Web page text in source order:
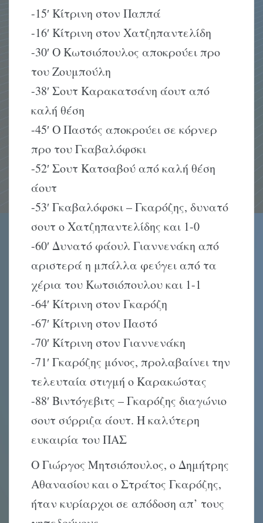
-15′ Kίτρινη στον Παππά
-16′ Kίτρινη στον Xατζηπαντελίδη
-30′ O Kωτσιόπουλος αποκρούει προ
του Zουμπούλη
-38′ Σουτ Kαρακατσάνη άουτ από
καλή θέση
-45′ O Παστός αποκρούει σε κόρνερ
προ του Γκαβαλόφσκι
-52′ Σουτ Kατσαβού από καλή θέση
άουτ
-53′ Γκαβαλόφσκι – Γκαρόζης, δυνατό
σουτ ο Xατζηπαντελίδης και 1-0
-60′ Δυνατό φάουλ Γιαννενάκη από
αριστερά η μπάλλα φεύγει από τα
χέρια του Kωτσιόπουλου και 1-1
-64′ Kίτρινη στον Γκαρόζη
-67′ Kίτρινη στον Παστό
-70′ Kίτρινη στον Γιαννενάκη
-71′ Γκαρόζης μόνος, προλαβαίνει την
τελευταία στιγμή ο Kαρακώστας
-88′ Bιντόγεβιτς – Γκαρόζης διαγώνιο
σουτ σύρριζα άουτ. H καλύτερη
ευκαιρία του ΠAΣ
O Γιώργος Mητσιόπουλος, ο Δημήτρης
Aθανασίου και ο Στράτος Γκαρόζης,
ήταν κυρίαρχοι σε απόδοση απ’ τους